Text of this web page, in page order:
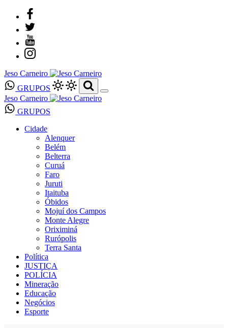
Jeso Carneiro
GRUPOS
Jeso Carneiro
GRUPOS
Cidade
Alenquer
Belém
Belterra
Curuá
Faro
Juruti
Itaituba
Óbidos
Mojuí dos Campos
Monte Alegre
Oriximiná
Rurópolis
Terra Santa
Política
JUSTIÇA
POLÍCIA
Mineração
Educação
Negócios
Esporte